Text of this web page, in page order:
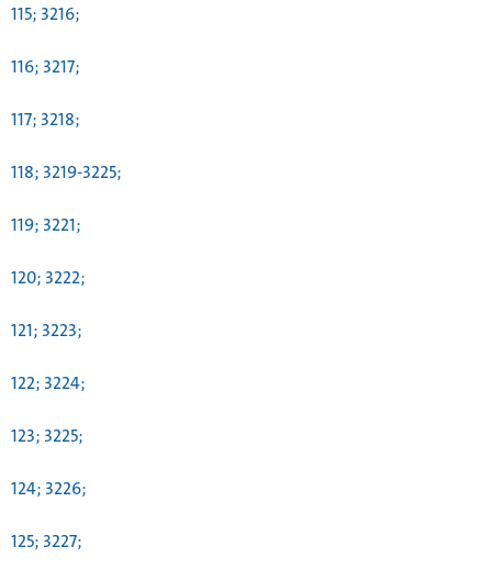
115; 3216;
116; 3217;
117; 3218;
118; 3219-3225;
119; 3221;
120; 3222;
121; 3223;
122; 3224;
123; 3225;
124; 3226;
125; 3227;